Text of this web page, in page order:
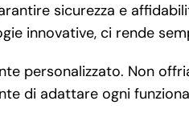
sicurezza e
innovative, ci rende
personalizzato. Non
di adattare ogni